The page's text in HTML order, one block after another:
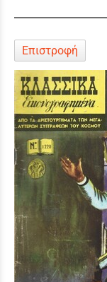
Επιστροφή